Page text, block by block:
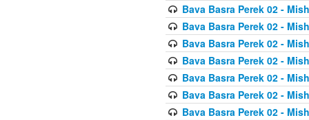
Bava Basra Perek 02 -
Bava Basra Perek 02 -
Bava Basra Perek 02 -
Bava Basra Perek 02 -
Bava Basra Perek 02 -
Bava Basra Perek 02 -
Bava Basra Perek 02 -